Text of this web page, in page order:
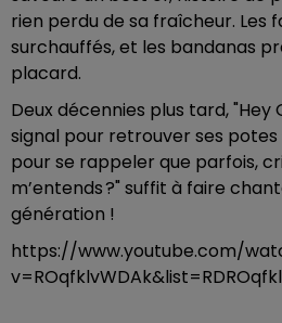
rien perdu de sa fraîcheur. Les
surchauffés, et les bandanas
placard.
Deux décennies plus tard, "Hey
signal pour retrouver ses
pour se rappeler que parfois,
m’entends ?" suffit à faire
génération !
https://www.youtube.com/